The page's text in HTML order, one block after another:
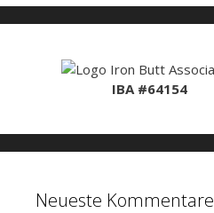
IBA #64154
Neueste Kommentare